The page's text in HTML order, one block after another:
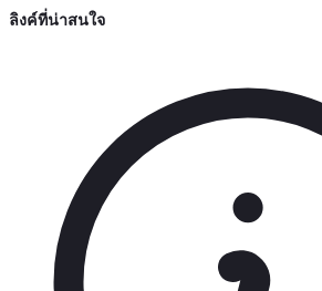
ลิงค์ที่น่าสนใจ